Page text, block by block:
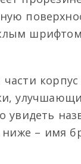
увидеть
– имя